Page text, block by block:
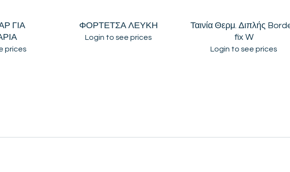
ΓΙΑ
prices
ΦΟΡΤΕΤΣΑ ΛΕΥΚΗ
Login to see prices
Ταινία Θερμ. Διπλής
fix W
Login to see prices